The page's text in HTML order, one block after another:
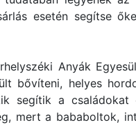
esetén segítse
Anyák
bővíteni, helyes
segítik a családokat
mert a bababoltok,